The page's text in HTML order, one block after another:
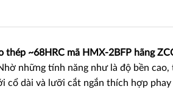
thép ~68HRC mã HMX-2BFP hãng
những tính năng như là độ bền
cổ dài và lưỡi cắt ngắn thích hợp